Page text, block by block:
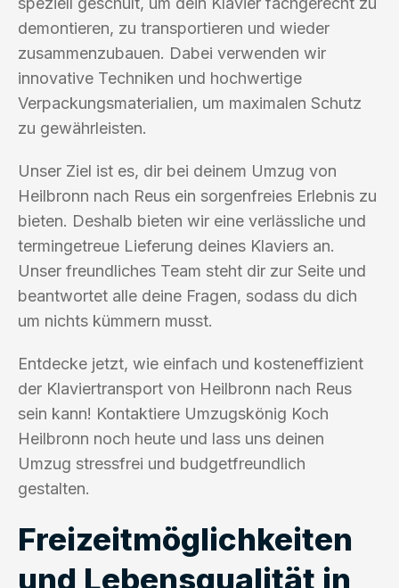
demontieren, zu transportieren und wieder
zusammenzubauen. Dabei verwenden wir
innovative Techniken und hochwertige
Verpackungsmaterialien, um maximalen Schutz
zu gewährleisten.
Unser Ziel ist es, dir bei deinem Umzug von
Heilbronn nach Reus ein sorgenfreies Erlebnis zu
bieten. Deshalb bieten wir eine verlässliche und
termingetreue Lieferung deines Klaviers an.
Unser freundliches Team steht dir zur Seite und
beantwortet alle deine Fragen, sodass du dich
um nichts kümmern musst.
Entdecke jetzt, wie einfach und kosteneffizient
der Klaviertransport von Heilbronn nach Reus
sein kann! Kontaktiere Umzugskönig Koch
Heilbronn noch heute und lass uns deinen
Umzug stressfrei und budgetfreundlich
gestalten.
Freizeitmöglichkeiten
und Lebensqualität in